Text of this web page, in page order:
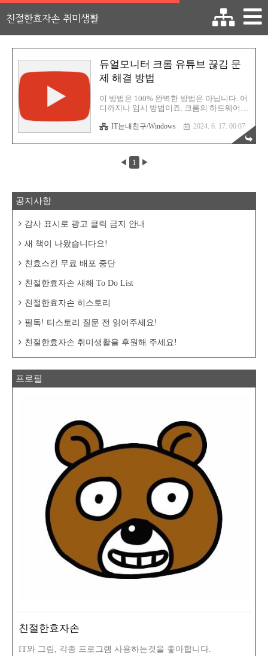
친절한효자손 취미생활
듀얼모니터 크롬 유튜브 끊김 문
제 해결 방법
이 방법은 100% 완벽한 방법은 아닙니다. 어
디까지나 임시 방법이죠. 크롬의 하드웨어
서 발생하는 후유증은 4K 영상의 프레임 드
랍 가능성입니다. 따라서 어차피 듀얼 모니
터로 사용하는데 게임이 목적이라면 사실 딱
히 영상보다는 소리가 끊기지 않아야 한다고
생각합니다. 사운드 부분은 딜레이가 없어
니다. 유튜브 영상이 엄청 끊겨요. 소리는 그
과가 있습니다. (본 내용은 크롬 브라우저를
합니다. 우측 상단에 있는 메뉴 버튼을 눌러
IT는내친구/Windows 2024. 6. 17. 00:07
◀ 1 ▶
공지사항
감사 표시로 광고 클릭 금지 안내
새 책이 나왔습니다요!
친효스킨 무료 배포 중단
친절한효자손 새해 To Do List
친절한효자손 히스토리
필독! 티스토리 질문 전 읽어주세요!
친절한효자손 취미생활을 후원해 주세요!
프로필
친절한효자손
IT와 그림, 각종 프로그램 사용하는것을 좋아합니다.